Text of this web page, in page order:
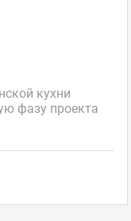
кухни
фазу проекта